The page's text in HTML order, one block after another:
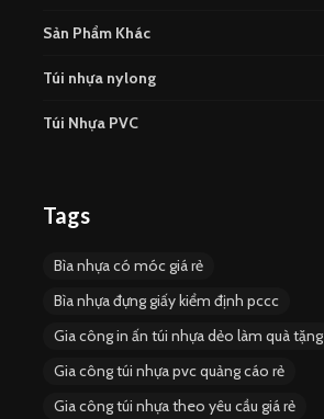
Sản Phẩm Khác
Túi nhựa nylong
Túi Nhựa PVC
Tags
Bìa nhựa có móc giá rẻ
Bìa nhựa đựng giấy kiểm định pccc
Gia công in ấn túi nhựa dẻo làm quà tặng
Gia công túi nhựa pvc quảng cáo rẻ
Gia công túi nhựa theo yêu cầu giá rẻ